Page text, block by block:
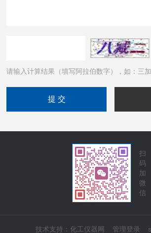
请输入计算结果（填写阿拉伯数字），如：三
扫
码
加
微
信
技术支持： 化工仪器网 管理登录